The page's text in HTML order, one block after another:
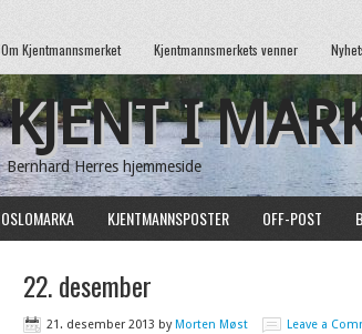
Om Kjentmannsmerket Kjentmannsmerkets venner
KJENT I
Bernhard Herres hjemmeside
OSLOMARKA KJENTMANNSPOSTER OFF-POST
22. desember
21. desember 2013 byMorten Møst Leave a